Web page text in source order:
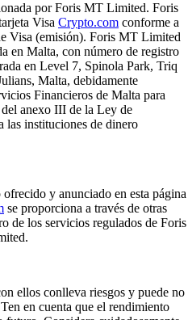
por Foris MT Limited. Foris
Visa Crypto.com conforme a
Visa (emisión). Foris MT Limited
en Malta, con número de registro
en Level 7, Spinola Park, Triq
Malta, debidamente
Financieros de Malta para
anexo III de la Ley de
las instituciones de dinero
y anunciado en esta página
se proporciona a través de otras
de los servicios regulados de Foris
ellos conlleva riesgos y puede no
en cuenta que el rendimiento